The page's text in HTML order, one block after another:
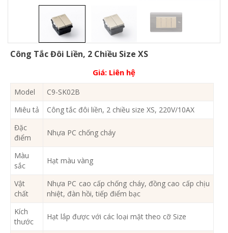
Công Tắc Đôi Liền, 2 Chiều Size XS
Giá: Liên hệ
Model
C9-SK02B
Miêu tả
Công tắc đôi liền, 2 chiều size XS, 220V/10AX
Đặc
điểm
Nhựa PC chống cháy
Màu
sắc
Hạt màu vàng
Vật
chất
Nhựa PC cao cấp chống cháy, đồng cao cấp chịu
nhiệt, đàn hồi, tiếp điểm bạc
Kích
thước
Hạt lắp được với các loại mặt theo cỡ Size